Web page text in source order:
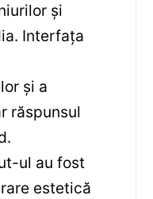
și
Interfața
și a
răspunsul
ul au fost
estetică